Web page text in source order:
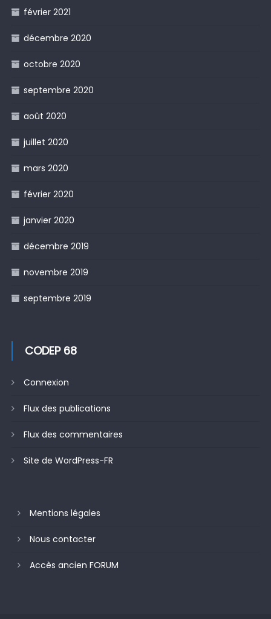
février 2021
décembre 2020
octobre 2020
septembre 2020
août 2020
juillet 2020
mars 2020
février 2020
janvier 2020
décembre 2019
novembre 2019
septembre 2019
CODEP 68
Connexion
Flux des publications
Flux des commentaires
Site de WordPress-FR
Mentions légales
Nous contacter
Accès ancien FORUM